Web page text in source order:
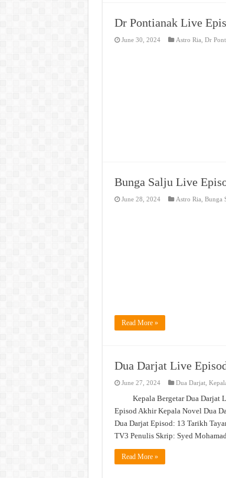
Dr Pontianak Live
June 30, 2024 Astro Ria Dr
Bunga Salju Live
June 28, 2024 Astro Ria Bunga
Read More »
Dua Darjat Live
June 27, 2024 Dua Darjat,
Kepala Bergetar Dua
Episod Akhir Kepala Novel Dua
Dua Darjat Episod: 13 Tarikh
TV3 Penulis Skrip: Syed
Read More »